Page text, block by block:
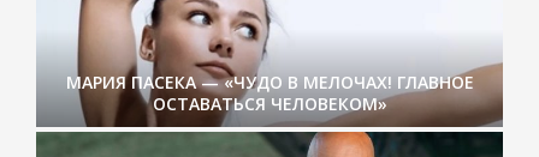
МАРИЯ ПАСЕКА — «ЧУДО В МЕЛОЧАХ! ГЛАВНОЕ
ОСТАВАТЬСЯ ЧЕЛОВЕКОМ»